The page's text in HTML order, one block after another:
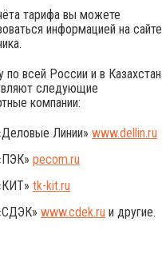
тарифа вы можете
информацией на сайте
по всей России и в Казахстан
следующие
компании:
Линии» www.dellin.ru
pecom.ru
tk-kit.ru
www.cdek.ru и другие.